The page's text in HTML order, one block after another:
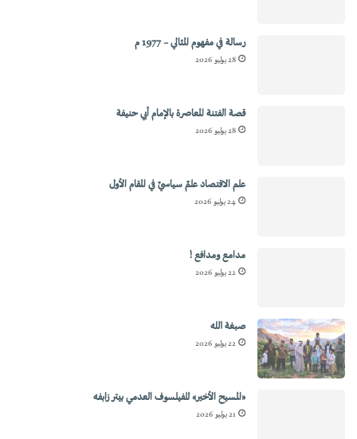
رسالة في مفهوم المثالي – 1977 م
28 يوليو 2026
قصة الفتنة المعاصرة بالإمام أبي حنيفة
28 يوليو 2026
علم الاقتصاد علمٌ سياسيٌ في المقام الأول
24 يوليو 2026
مدامع ومدافع !
22 يوليو 2026
صبغة الله
22 يوليو 2026
«المسيح الأخير» للفيلسوف العدمي بيتر زابفه
21 يوليو 2026